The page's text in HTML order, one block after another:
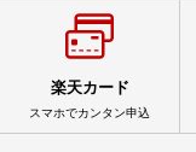
楽天カード
スマホでカンタン申込